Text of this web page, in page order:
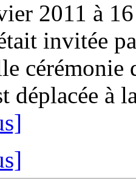
2011 à
invitée
cérémonie
déplacée à